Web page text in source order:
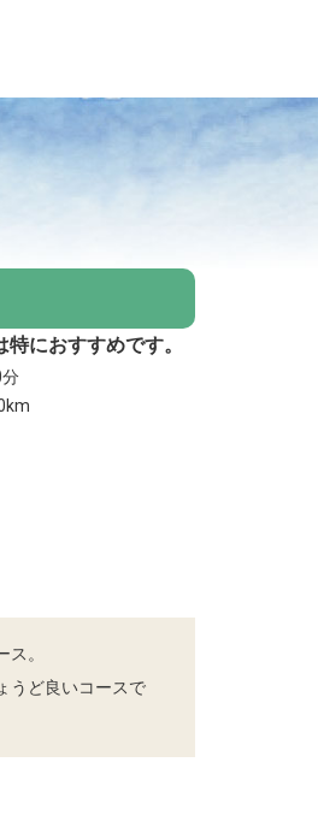
におすすめです。
分
。
うど良いコースで